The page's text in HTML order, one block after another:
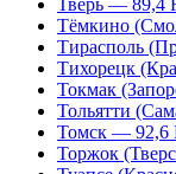
Тверь — 89,4
Тёмкино
Тирасполь
Тихорецк
Токмак
Тольятти
Томск — 92,6
Торжок